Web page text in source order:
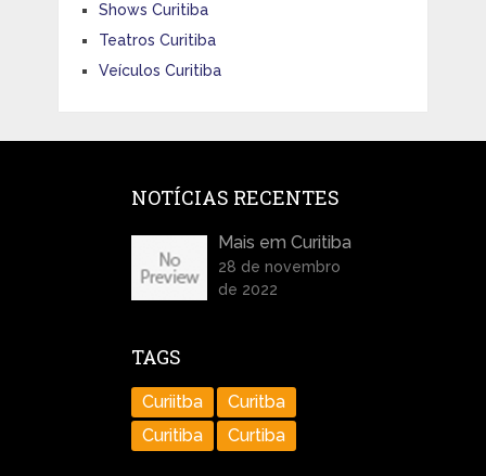
Shows Curitiba
Teatros Curitiba
Veículos Curitiba
NOTÍCIAS RECENTES
Mais em Curitiba
28 de novembro
de 2022
TAGS
Curiitba
Curitba
Curitiba
Curtiba